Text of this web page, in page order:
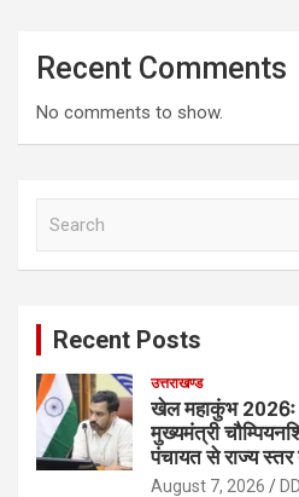
Recent Comments
No comments to show.
Recent Posts
उत्तराखण्ड
खेल महाकुंभ 2026ः
मुख्यमंत्री
पंचायत से राज्य स्तर
August 7, 2026